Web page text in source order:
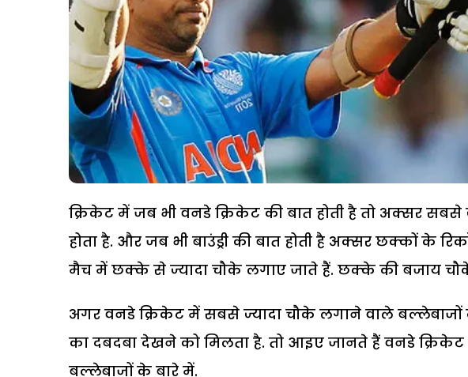
क्रिकेट में जब भी वनडे क्रिकेट की बात होती है तो अक्सर
होता है. और जब भी बाउंड्री की बात होती है अक्सर छक्कों के
मैच में छक्के से ज्यादा चौके लगाए जाते हैं. छक्के की बजाय चौके
अगर वनडे क्रिकेट में सबसे ज्यादा चौके लगाने वाले बल्लेबाजों
का दबदबा देखने को मिलता है. तो आइए जानते हैं वनडे
बल्लेबाजों के बारे में.